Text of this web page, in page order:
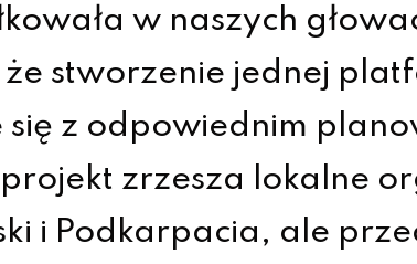
w naszych
stworzenie jednej
z odpowiednim
zrzesza lokalne
i Podkarpacia, ale